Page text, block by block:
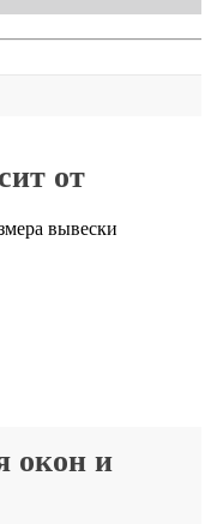
от
вывески
окон и